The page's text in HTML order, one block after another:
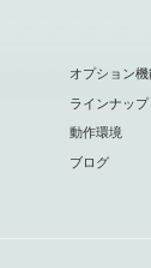
オプション機
ラインナッ
動作環境
ブログ